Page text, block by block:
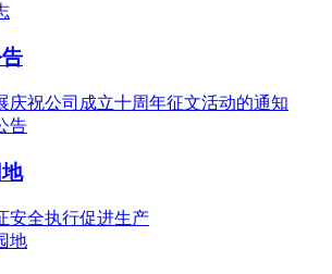
庆祝公司成立十周年征文活动的通知
安全执行促进生产